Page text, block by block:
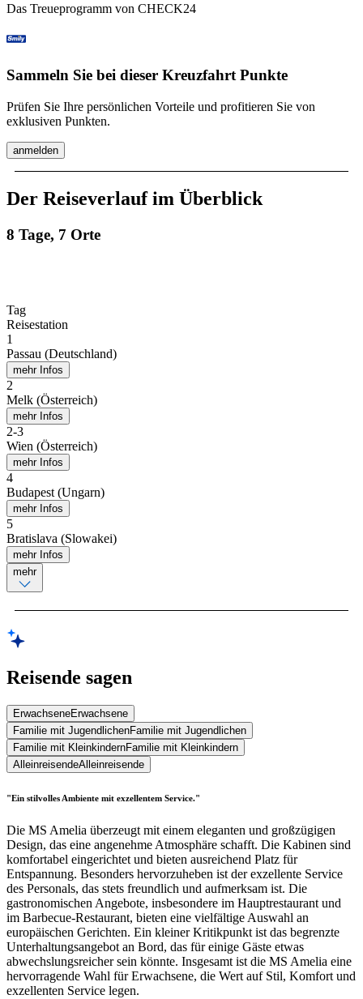
Das Treueprogramm von CHECK24
Sammeln Sie bei dieser Kreuzfahrt Punkte
Prüfen Sie Ihre persönlichen Vorteile und profitieren Sie von
exklusiven Punkten.
anmelden
Der Reiseverlauf im Überblick
8 Tage, 7 Orte
Tag
Reisestation
1
Passau (Deutschland)
mehr Infos
2
Melk (Österreich)
mehr Infos
2-3
Wien (Österreich)
mehr Infos
4
Budapest (Ungarn)
mehr Infos
5
Bratislava (Slowakei)
mehr Infos
mehr
Reisende sagen
ErwachseneErwachsene
Familie mit JugendlichenFamilie mit Jugendlichen
Familie mit KleinkindernFamilie mit Kleinkindern
AlleinreisendeAlleinreisende
"Ein stilvolles Ambiente mit exzellentem Service."
Die MS Amelia überzeugt mit einem eleganten und großzügigen
Design, das eine angenehme Atmosphäre schafft. Die Kabinen sind
komfortabel eingerichtet und bieten ausreichend Platz für
Entspannung. Besonders hervorzuheben ist der exzellente Service
des Personals, das stets freundlich und aufmerksam ist. Die
gastronomischen Angebote, insbesondere im Hauptrestaurant und
im Barbecue-Restaurant, bieten eine vielfältige Auswahl an
europäischen Gerichten. Ein kleiner Kritikpunkt ist das begrenzte
Unterhaltungsangebot an Bord, das für einige Gäste etwas
abwechslungsreicher sein könnte. Insgesamt ist die MS Amelia eine
hervorragende Wahl für Erwachsene, die Wert auf Stil, Komfort und
exzellenten Service legen.